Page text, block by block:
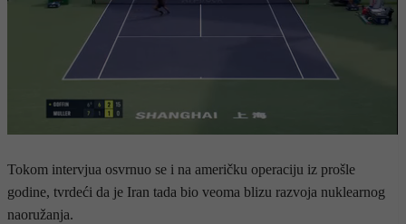
Tokom intervjua osvrnuo se i na američku operaciju iz prošle
godine, tvrdeći da je Iran tada bio veoma blizu razvoja nuklearnog
naoružanja.